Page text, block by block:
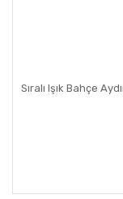
Sıralı Işık Bahçe